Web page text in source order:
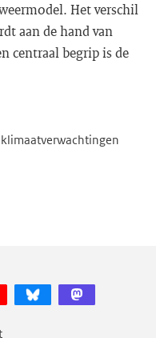
Het verschil
aan de hand van
centraal begrip is de
klimaatverwachtingen